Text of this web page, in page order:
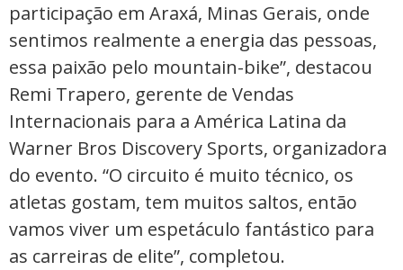
participação em Araxá, Minas Gerais, onde
sentimos realmente a energia das pessoas,
essa paixão pelo mountain-bike”, destacou
Remi Trapero, gerente de Vendas
Internacionais para a América Latina da
Warner Bros Discovery Sports, organizadora
do evento. “O circuito é muito técnico, os
atletas gostam, tem muitos saltos, então
vamos viver um espetáculo fantástico para
as carreiras de elite”, completou.